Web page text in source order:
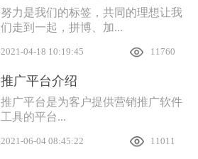
努力是我们的标签，共同的理想让我
们走到一起，拼博、加...
2021-04-18 10:19:45 11760
推广平台介绍
推广平台是为客户提供营销推广软件
工具的平台...
2021-06-04 08:45:22 11011